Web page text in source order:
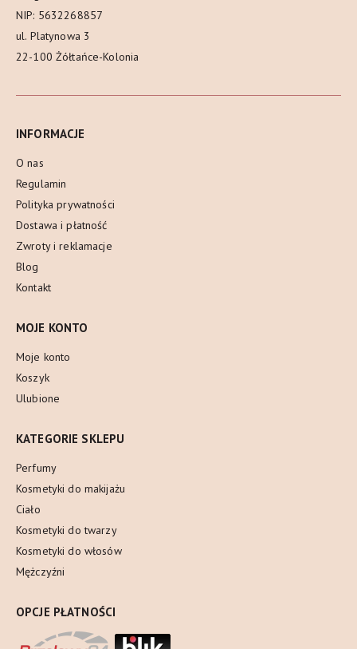
NIP: 5632268857
ul. Platynowa 3
22-100 Żółtańce-Kolonia
INFORMACJE
O nas
Regulamin
Polityka prywatności
Dostawa i płatność
Zwroty i reklamacje
Blog
Kontakt
MOJE KONTO
Moje konto
Koszyk
Ulubione
KATEGORIE SKLEPU
Perfumy
Kosmetyki do makijażu
Ciało
Kosmetyki do twarzy
Kosmetyki do włosów
Mężczyźni
OPCJE PŁATNOŚCI